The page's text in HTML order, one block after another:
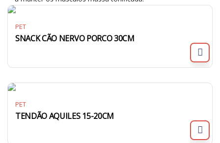
PET
SNACK CÃO NERVO PORCO 30CM
PET
TENDÃO AQUILES 15-20CM